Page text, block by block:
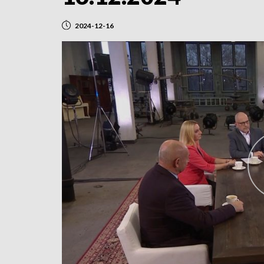
2024-12-16